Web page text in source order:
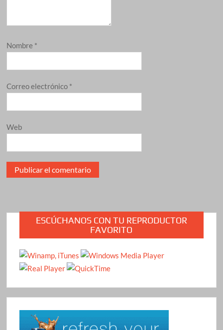
Nombre *
Correo electrónico *
Web
ESCÚCHANOS CON TU REPRODUCTOR
FAVORITO